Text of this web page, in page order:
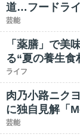
道…フードライ
芸能
「薬膳」で美
る“夏の養生食
ライフ
肉乃小路ニク
に独自見解「
芸能